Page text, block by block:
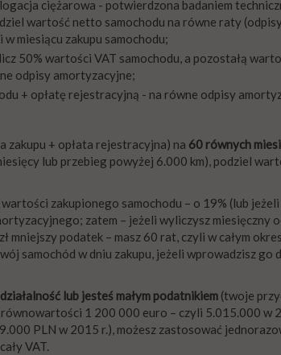
ciężarowa - potwierdzona badaniem
wartość netto samochodu na równe raty
miesiącu zakupu samochodu;
50% wartości VAT samochodu, a pozostałą
odpisy amortyzacyjne;
+ opłatę rejestracyjną - na równe odpisy
zakupu + opłata rejestracyjna) na 60 równych
lub przebieg powyżej 6.000 km), podziel
zakupionego samochodu – o 19% (lub
zatem – jeżeli wyliczysz miesięczny
podatek – masz 60 rat, czyli w całym
samochód w dniu zakupu, jeżeli wprowadzisz go
lub jesteś małym podatnikiem (twoje
1 200 000 euro – czyli 5.015.000 w
PLN w 2015 r.), możesz zastosować
VAT.